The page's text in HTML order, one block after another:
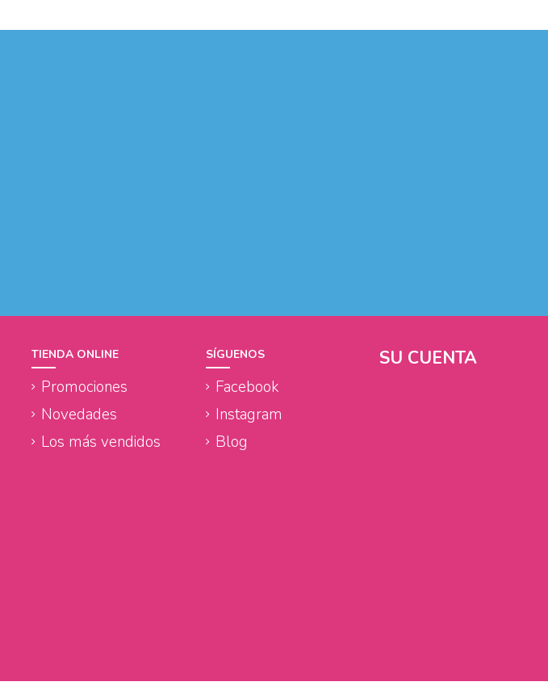
TIENDA ONLINE
Promociones
Novedades
Los más vendidos
SÍGUENOS
Facebook
Instagram
Blog
SU CUENTA